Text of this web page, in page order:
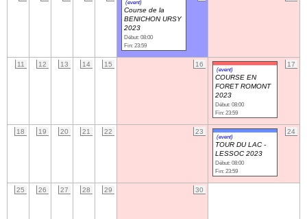
Navigation
site map
messages récents
Nom d'utilisateur:
(event)
Course de la
BENICHON URSY
2023
Début: 08:00
Fin: 23:59
11 12 13 14 15 16 17
(event)
COURSE EN
FORET ROMONT
2023
Début: 08:00
Fin: 23:59
18 19 20 21 22 23 24
(event)
TOUR DU LAC -
LESSOC 2023
Début: 08:00
Fin: 23:59
25 26 27 28 29 30